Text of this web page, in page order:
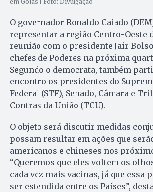
em Goiás | Foto: Divulgação
O governador Ronaldo Caiado
representar a região Centro-Oeste
reunião com o presidente Jair
chefes de Poderes na próxima
Segundo o democrata, também
encontro os presidentes do
Federal (STF), Senado, Câmara e
Contras da União (TCU).
O objeto será discutir medidas
possam resultar em ações que
americanos e chineses nos
“Queremos que eles voltem os
cada vez mais vacinas, já que essa
ser estendida entre os Países”,